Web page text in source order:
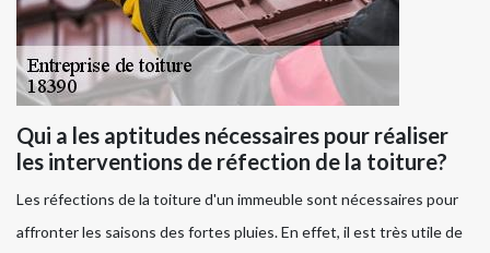
Qui a les aptitudes nécessaires pour réaliser
les interventions de réfection de la toiture?
Les réfections de la toiture d'un immeuble sont nécessaires pour
affronter les saisons des fortes pluies. En effet, il est très utile de